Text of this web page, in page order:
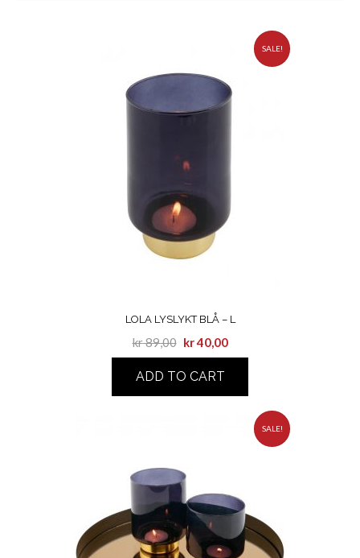
SALE!
LOLA LYSLYKT BLÅ – L
kr89,00 kr40,00
ADD TO CART
SALE!